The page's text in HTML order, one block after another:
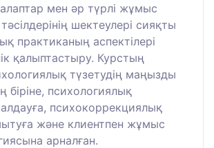
мен әр түрлі жұмыс
шектеулері сияқты
практиканың аспектілері
қалыптастыру. Курстың
түзетудің маңызды
біріне, психологиялық
психокоррекциялық
және клиентпен жұмыс
арналған.